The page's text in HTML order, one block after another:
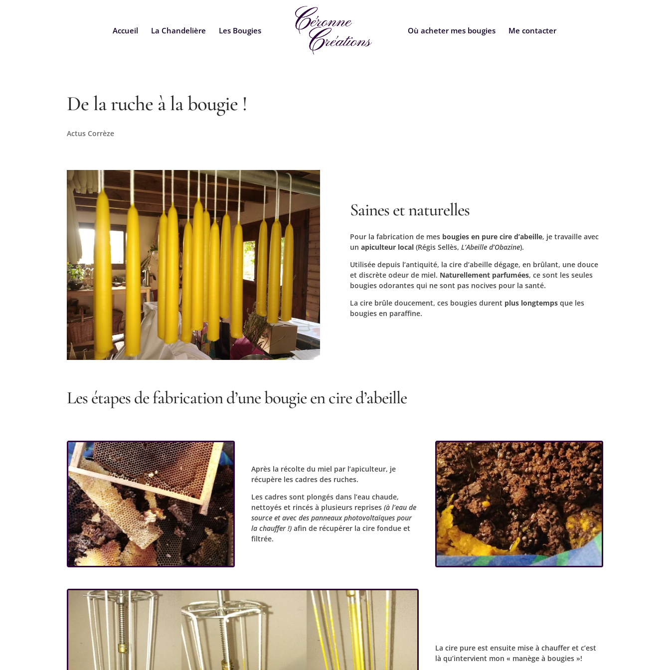
Accueil La Chandelière Les Bougies Où acheter mes bougies Me contacter
De la ruche à la bougie !
Actus Corrèze
Saines et naturelles
Pour la fabrication de mes bougies en pure cire d’abeille, je travaille avec
un apiculteur local(Régis Sellès, L’Abeille d’Obazine).
Utilisée depuis l’antiquité, la cire d’abeille dégage, en brûlant, une douce
et discrète odeur de miel. Naturellement parfumées, ce sont les seules
bougies odorantes qui ne sont pas nocives pour la santé.
La cire brûle doucement, ces bougies durent plus longtempsque les
bougies en paraffine.
Les étapes de fabrication d’une bougie en cire d’abeille
Après la récolte du miel par l’apiculteur, je
récupère les cadres des ruches.
Les cadres sont plongés dans l’eau chaude,
nettoyés et rincés à plusieurs reprises (à l’eau de
source et avec des panneaux photovoltaïques pour
la chauffer !)afin de récupérer la cire fondue et
filtrée.
La cire pure est ensuite mise à chauffer et c’est
là qu’intervient mon « manège à bougies »!